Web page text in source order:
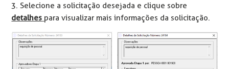
3. Selecione a solicitação desejada e clique sobre
detalhes para visualizar mais informações da solicitação.